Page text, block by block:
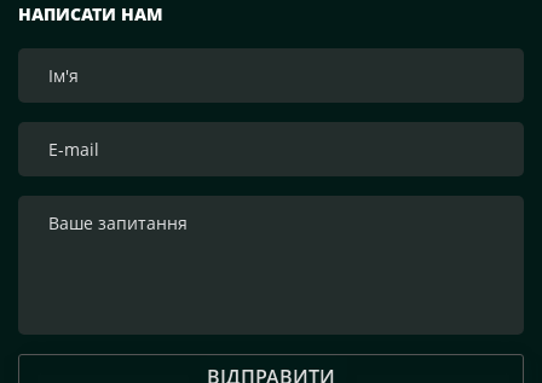
НАПИСАТИ НАМ
ВІДПРАВИТИ